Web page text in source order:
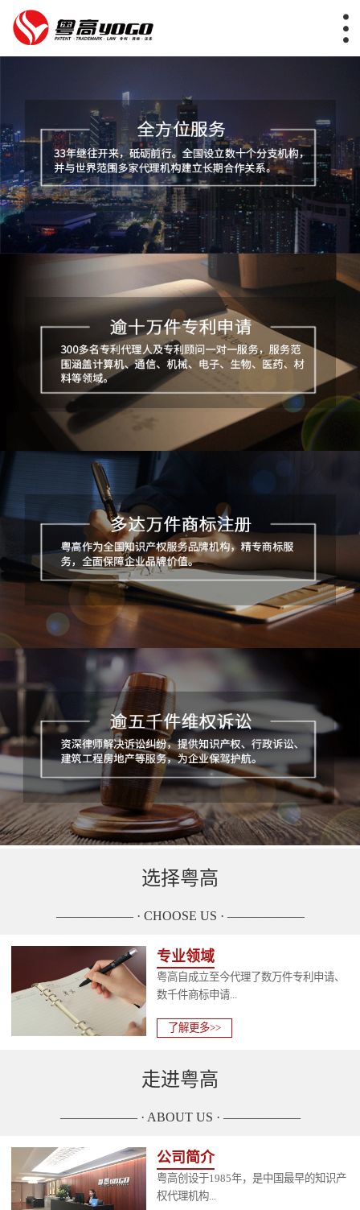
选择粤高
—————— · CHOOSE US · ——————
专业领域
粤高自成立至今代理了数万件专利申请、
数千件商标申请...
了解更多>>
走进粤高
—————— · ABOUT US · ——————
公司简介
粤高创设于1985年，是中国最早的知识产
权代理机构...